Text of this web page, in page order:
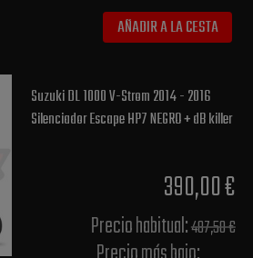
AÑADIR A LA CESTA
Suzuki DL 1000 V-Strom 2014 - 2016
Silenciador Escape HP7 NEGRO + dB killer
390,00 €
Precio habitual​:487,50 €